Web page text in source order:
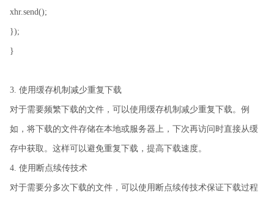
xhr.send();
});
}
3. 使用缓存机制减少重复下载
对于需要频繁下载的文件，可以使用缓存机制减少重复下载。例
如，将下载的文件存储在本地或服务器上，下次再访问时直接从缓
存中获取。这样可以避免重复下载，提高下载速度。
4. 使用断点续传技术
对于需要分多次下载的文件，可以使用断点续传技术保证下载过程